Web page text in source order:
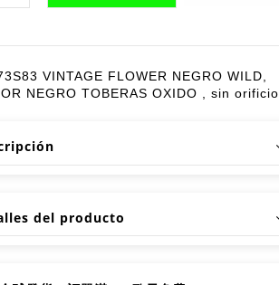
VINTAGE FLOWER NEGRO WILD,
NEGRO TOBERAS OXIDO , sin orificio
del producto